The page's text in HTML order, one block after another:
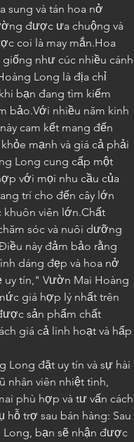
sung và tán hoa nở
được ưa chuộng và
coi là may mắn.Hoa
như cúc nhiều cánh
Long là địa chỉ
khi bạn đang tìm kiếm
bảo.Với nhiều năm kinh
cam kết mang đến
mạnh và giá cả phải
Long cung cấp một
với mọi nhu cầu của
trí cho đến cây lớn
viên lớn.Chất
sóc và nuôi dưỡng
này đảm bảo rằng
dáng đẹp và hoa nở
uy tín," Vườn Mai Hoàng
giá hợp lý nhất trên
sản phẩm chất
giá cả linh hoạt và hấp
Long đặt uy tín và sự hài
nhân viên nhiệt tình,
phù hợp và tư vấn cách
hỗ trợ sau bán hàng: Sau
Long, bạn sẽ nhận được